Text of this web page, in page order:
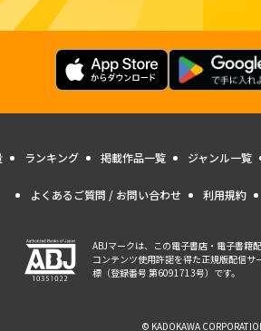
ランキング 掲載作品一覧 ジャンル一覧
よくあるご質問 / お問い合わせ 利用規約
ABJマークは、この電子書店・電子書籍
コンテンツ使用許諾を得た正規版配信サ
標（登録番号 第6091713号）です。
© KADOKAWA